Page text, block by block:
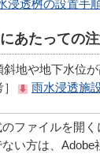
浸透桝の設置手
あたっての
斜地や地下水位
雨水浸透施
ファイルを開く
い方は、Adobe